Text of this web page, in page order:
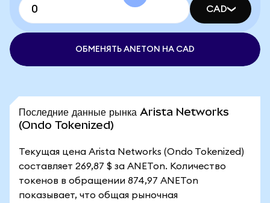
CAD
ОБМЕНЯТЬ ANETON НА CAD
Последние данные рынка Arista Networks
(Ondo Tokenized)
Текущая цена Arista Networks (Ondo Tokenized)
составляет 269,87 $ за ANETon. Количество
токенов в обращении 874,97 ANETon
показывает, что общая рыночная